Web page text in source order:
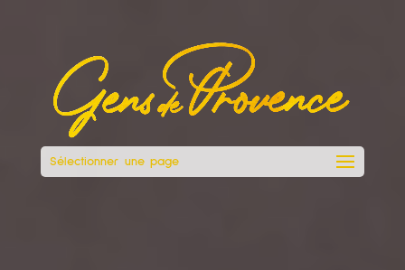
Sélectionner une page